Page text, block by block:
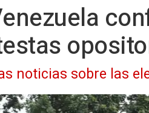
noticias sobre las